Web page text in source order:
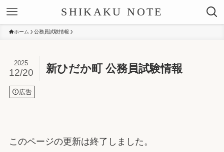
SHIKAKU NOTE
ホーム 公務員試験情報
新ひだか町 公務員試験情報
2025
12/20
広告
このページの更新は終了しました。